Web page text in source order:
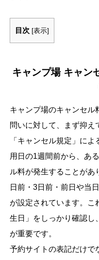
目次 [表示]
キャンプ場 キャン
キャンプ場のキャンセル
問いに対して、まず抑え
「キャンセル規定」に
用日の1週間前から、あ
ル料が発生することがあ
日前・3日前・前日や当
が設定されています。こ
生日」をしっかり確認し
が重要です。
予約サイトの表記だけで